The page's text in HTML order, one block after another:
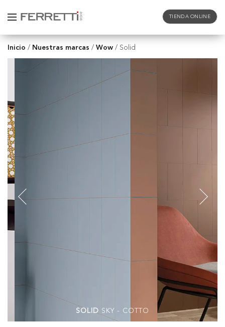
TIENDA ONLINE
Inicio / Nuestras marcas / Wow / Solid
SOLID SKY - COTTO